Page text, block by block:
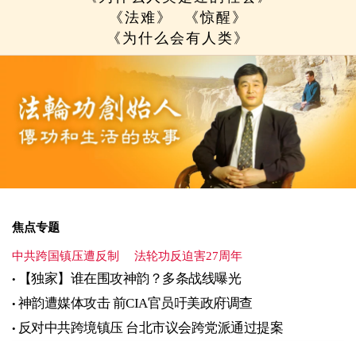
《法难》
《惊醒》
《为什么会有人类》
焦点专题
中共跨国镇压遭反制 法轮功反迫害27周年
【独家】谁在围攻神韵？多条战线曝光
神韵遭媒体攻击 前CIA官员吁美政府调查
反对中共跨境镇压 台北市议会跨党派通过提案